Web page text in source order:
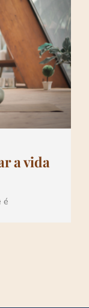
a vida
é